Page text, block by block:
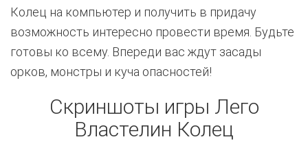
Колец на компьютер и получить в придачу
возможность интересно провести время. Будьте
готовы ко всему. Впереди вас ждут засады
орков, монстры и куча опасностей!
Скриншоты игры Лего
Властелин Колец